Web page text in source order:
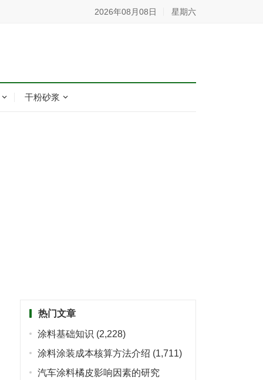
2026年08月08日 星期六
干粉砂浆
热门文章
涂料基础知识 (2,228)
涂料涂装成本核算方法介绍 (1,711)
汽车涂料橘皮影响因素的研究